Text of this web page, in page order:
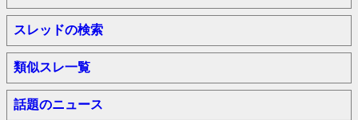
スレッドの検索
類似スレ一覧
話題のニュース